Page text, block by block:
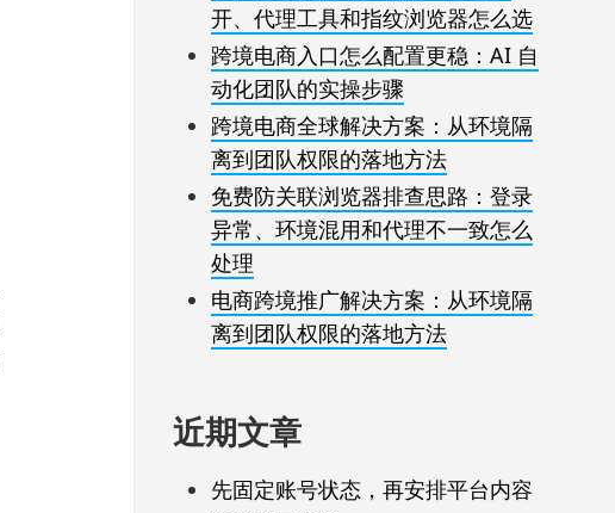
开、代理工具和指纹浏览器怎么选
跨境电商入口怎么配置更稳：AI 自
动化团队的实操步骤
跨境电商全球解决方案：从环境隔
离到团队权限的落地方法
免费防关联浏览器排查思路：登录
异常、环境混用和代理不一致怎么
处理
电商跨境推广解决方案：从环境隔
离到团队权限的落地方法
近期文章
先固定账号状态，再安排平台内容